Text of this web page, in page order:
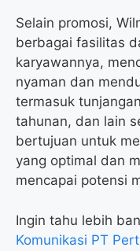
Selain promosi,
berbagai fasilitas
karyawannya,
nyaman dan
termasuk
tahunan, dan lain
bertujuan untuk
yang optimal dan
mencapai potensi
Ingin tahu lebih
Komunikasi PT